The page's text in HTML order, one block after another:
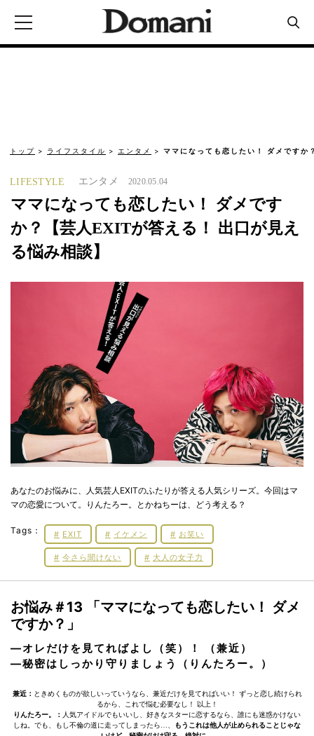
トップ ライフスタイル エンタメ ママになっても恋したい！ ダメです
LIFESTYLE エンタメ 2020.05.04
ママになっても恋したい！ ダメです
か？【芸人EXITが答える！ 出口が見え
る悩み相談】
あなたのお悩みに、人気芸人EXITのふたりが答える人気シリーズ。今回はマ
マの恋愛について。りんたろー。とかねちーは、どう考える？
Tags： EXIT イケメン お笑い
今さら聞けない 大人の女子力
お悩み＃13 「ママになっても恋したい！ ダメ
ですか？」
―オレだけを見てればよし（笑）！ （兼近）
―秘密はしっかり守りましょう（りんたろー。）
兼近： ときめくものが欲しいっていうなら、兼近だけを見てればいい！ ずっと恋し続けられ
るから、これで悩む必要なし！ 以上！
りんたろー。： 人気アイドルでもいいし、好きなスターに恋するなら、誰にも迷惑かけない
しね。でも、もし不倫の道に走ってしまったら…、
もうこれは他人が止められることじゃな